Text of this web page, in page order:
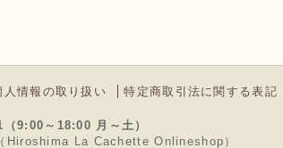
人情報の取り扱い 特定商取引法に関する表記
9:00～18:00 月～土）
Hiroshima La Cachette Onlineshop）